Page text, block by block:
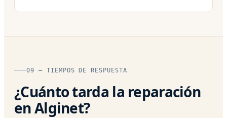
09 — TIEMPOS DE RESPUESTA
¿Cuánto tarda la reparación
en Alginet?